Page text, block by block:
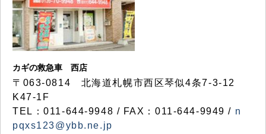
カギの救急車 西店
〒063-0814 北海道札幌市西区琴似4条7-3-12
K47-1F
TEL：011-644-9948 / FAX：011-644-9949 / n
pqxs123@ybb.ne.jp